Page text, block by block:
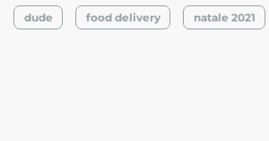
dude food delivery natale 2021